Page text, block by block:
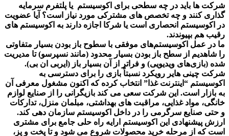
شرکت ها باید در چه سطحی برای اکوسیستم یا پلتفرم سرمایه
گذاری کنند و چه تخصص های مشترکی مورد نیاز است؟ آیا عضویت
در اکوسیستم انحصاری است یا شرکا اجازه دارند به اکوسیستم های
رقیب هم بپیوندند.
ما در عمل اکوسیستم‌های موفقی با سطوح باز بودن بسیار متفاوتی
را شاهدیم از سطح باز بودن بسیار محدود (مانند نسپرسو) تا مدیریت
شده (بازی‌های ویدیویی) و فراتر از آن بسیار باز (ایربی ان بی).
شرکت چینی هایر رویکرد نسبتاً بازی را برای دسترسی به
اکوسیستم “اینترنت غذا” انتخاب کرده که اکنون مشغول معرفی آن
به بازار است. این شرکت سعی می کند بازیگرانی را از صنایع لوازم
خانگی، مواد غذایی، مراقبت های بهداشتی، مبلمان منزل، تدارکات
و حتی صنایع سرگرمی را در داخل اکوسیستم سازمان دهی کند.
ارزش پیشنهادی این اکوسیستم ارایه راه حلی جامع برای مشتری
است که از مرحله خرید محصولات شروع می شود و تا پخت و پز،